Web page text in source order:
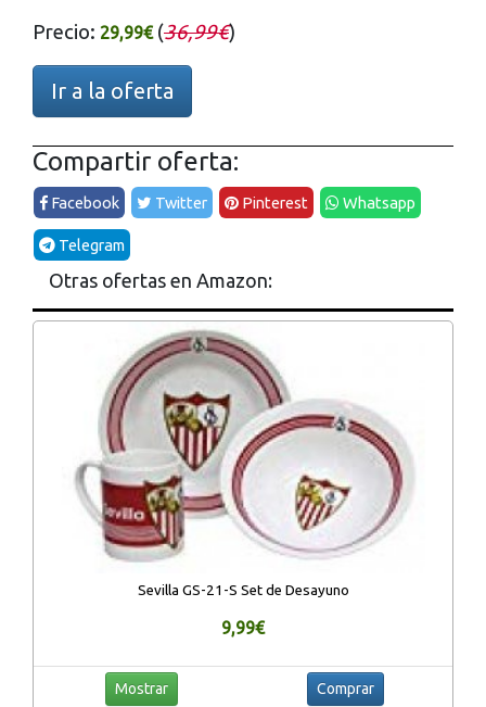
Precio: 29,99€(36,99€)
Ir a la oferta
Compartir oferta:
Facebook Twitter Pinterest Whatsapp
Telegram
Otras ofertas en Amazon:
Sevilla GS-21-S Set de Desayuno
9,99€
Mostrar Comprar